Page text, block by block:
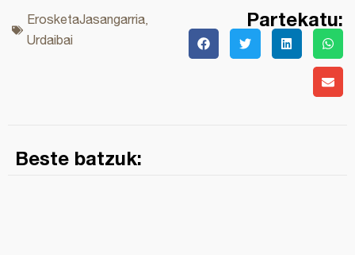
ErosketaJasangarria,
Urdaibai
Partekatu:
Beste batzuk: